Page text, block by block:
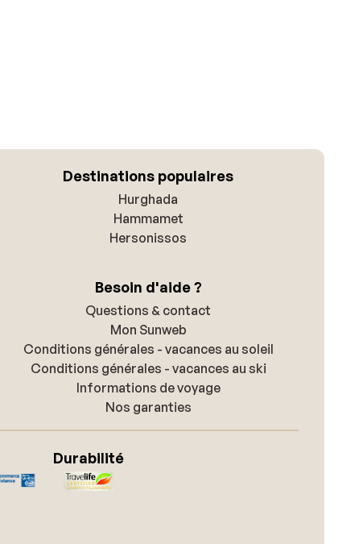
Destinations populaires
Hurghada
Hammamet
Hersonissos
Besoin d'aide ?
Questions & contact
Mon Sunweb
Conditions générales - vacances au soleil
Conditions générales - vacances au ski
Informations de voyage
Nos garanties
Durabilité